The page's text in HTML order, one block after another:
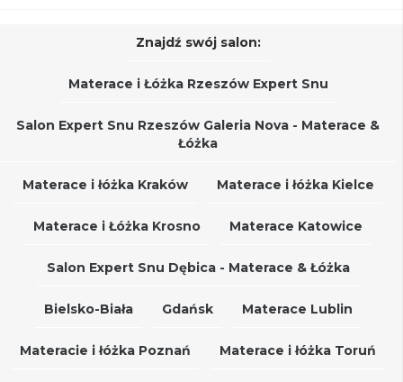
Znajdź swój salon:
Materace i Łóżka Rzeszów Expert Snu
Salon Expert Snu Rzeszów Galeria Nova - Materace &
Łóżka
Materace i łóżka Kraków Materace i łóżka Kielce
Materace i Łóżka Krosno Materace Katowice
Salon Expert Snu Dębica - Materace & Łóżka
Bielsko-Biała Gdańsk Materace Lublin
Materacie i łóżka Poznań Materace i łóżka Toruń